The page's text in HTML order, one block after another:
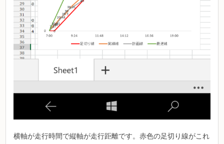
横軸が走行時間で縦軸が走行距離です。赤色の足切り線がこれ